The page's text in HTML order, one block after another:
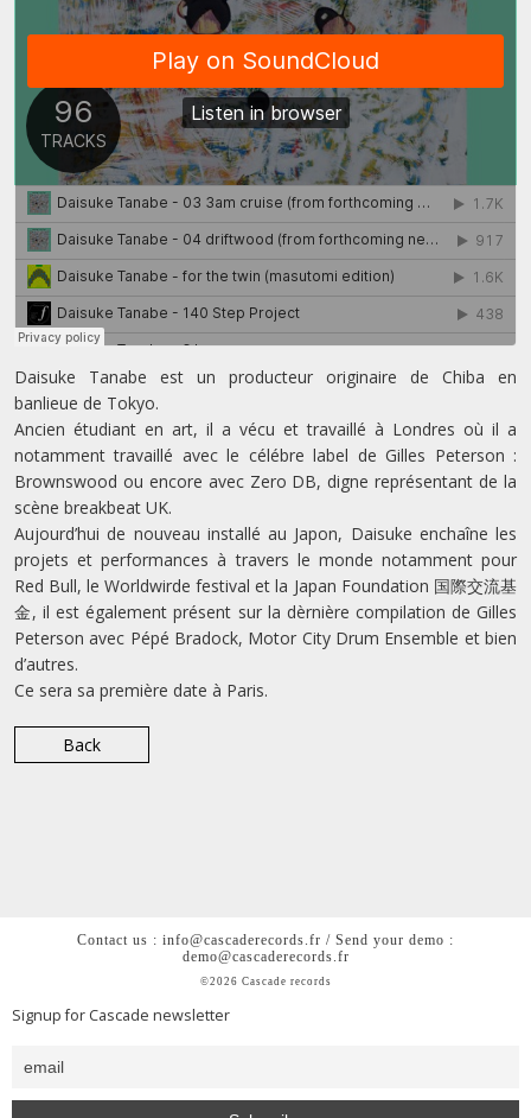
Daisuke Tanabe est un producteur originaire de Chiba en
banlieue de Tokyo.
Ancien étudiant en art, il a vécu et travaillé à Londres où il a
notamment travaillé avec le célébre label de Gilles Peterson :
Brownswood ou encore avec Zero DB, digne représentant de la
scène breakbeat UK.
Aujourd’hui de nouveau installé au Japon, Daisuke enchaîne les
projets et performances à travers le monde notamment pour
Red Bull, le Worldwirde festival et la Japan Foundation 国際交流基
金, il est également présent sur la dèrnière compilation de Gilles
Peterson avec Pépé Bradock, Motor City Drum Ensemble et bien
d’autres.
Ce sera sa première date à Paris.
Back
Contact us : info@cascaderecords.fr / Send your demo :
demo@cascaderecords.fr
©2026 Cascade records
Signup for Cascade newsletter